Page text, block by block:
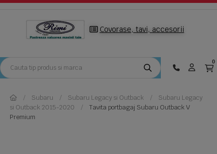
Covorase, tavi, accesorii
0
Subaru Subaru Legacy si Outback
Subaru Legacy
si Outback 2015-2020
Tavita portbagaj Subaru Outback V
Premium